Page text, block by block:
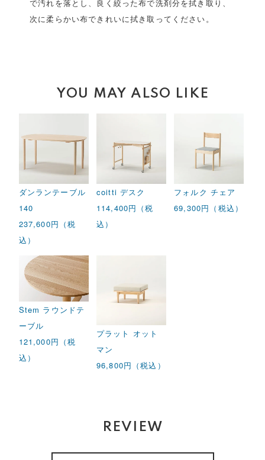
で汚れを落とし、良く絞った布で洗剤分を拭き取り、
次に柔らかい布できれいに拭き取ってください。
YOU MAY ALSO LIKE
ダンランテーブル
140
237,600円（税
込）
coitti デスク
114,400円（税
込）
フォルク チェア
69,300円（税込）
Stem ラウンドテ
ーブル
121,000円（税
込）
プラット オット
マン
96,800円（税込）
REVIEW